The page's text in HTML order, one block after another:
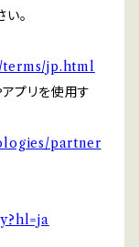
。
jp.html
プリを使用す
partner